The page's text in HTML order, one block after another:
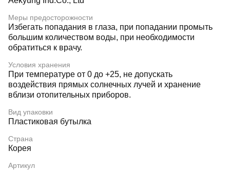
Меры предосторожности
Избегать попадания в глаза, при попадании промыть
большим количеством воды, при необходимости
обратиться к врачу.
Условия хранения
При температуре от 0 до +25, не допускать
воздействия прямых солнечных лучей и хранение
вблизи отопительных приборов.
Вид упаковки
Пластиковая бутылка
Страна
Корея
Артикул